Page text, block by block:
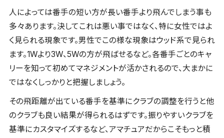
人によっては番手の短い方が長い番手より飛んでしまう事も
多々あります。決してこれは悪い事ではなく、特に女性ではよ
く見られる現象です。男性でこの様な現象はウッド系で見られ
ます。1Wより3W、5Wの方が飛ばせるなど。各番手ごとのキャ
リーを知って初めてマネジメントが活かされるので、大まかに
ではなくしっかりと把握しましょう。
その飛距離が出ている番手を基準にクラブの調整を行うと他
のクラブも良い結果が得られるはずです。振りやすいクラブを
基準にカスタマイズするなど、アマチュアだからこそもっと積